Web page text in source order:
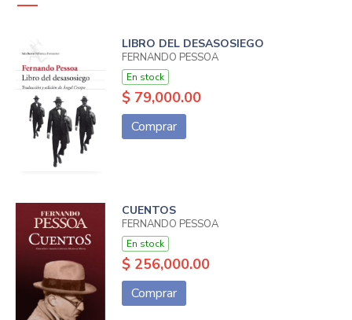
LIBRO DEL DESASOSIEGO
FERNANDO PESSOA
En stock
$ 79,000.00
Comprar
CUENTOS
FERNANDO PESSOA
En stock
$ 256,000.00
Comprar